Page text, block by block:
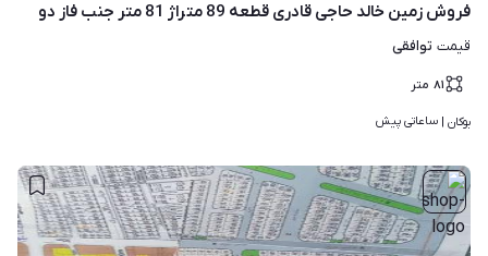
فروش زمین خالد حاجی قادری قطعه 89 متراژ 81 متر جنب فاز دو
قیمت توافقی
۸۱ متر
بوکان | ساعاتی پیش